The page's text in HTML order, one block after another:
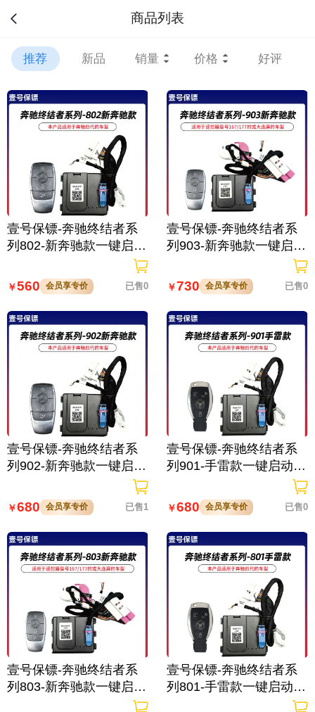
商品列表
推荐 新品 销量 价格 好评
壹号保镖-奔驰终结者系
列802-新奔驰款一键启动
￥560 会员享专价 已售0
壹号保镖-奔驰终结者系
列902-新奔驰款一键启动
￥680 会员享专价 已售1
壹号保镖-奔驰终结者系
列803-新奔驰款一键启动
壹号保镖-奔驰终结者系
列903-新奔驰款一键启动
￥730 会员享专价 已售0
壹号保镖-奔驰终结者系
列901-手雷款一键启动带
￥680 会员享专价 已售0
壹号保镖-奔驰终结者系
列801-手雷款一键启动免